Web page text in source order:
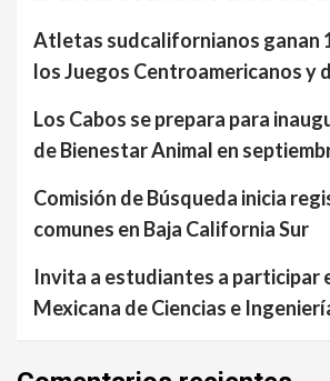
Atletas sudcalifornianos ganan
los Juegos Centroamericanos y
Los Cabos se prepara para
de Bienestar Animal en
Comisión de Búsqueda inicia
comunes en Baja California Sur
Invita a estudiantes a participar
Mexicana de Ciencias e